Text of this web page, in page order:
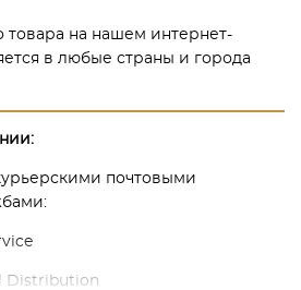
товара на нашем интернет-
в любые страны и города
почтовыми
Distribution